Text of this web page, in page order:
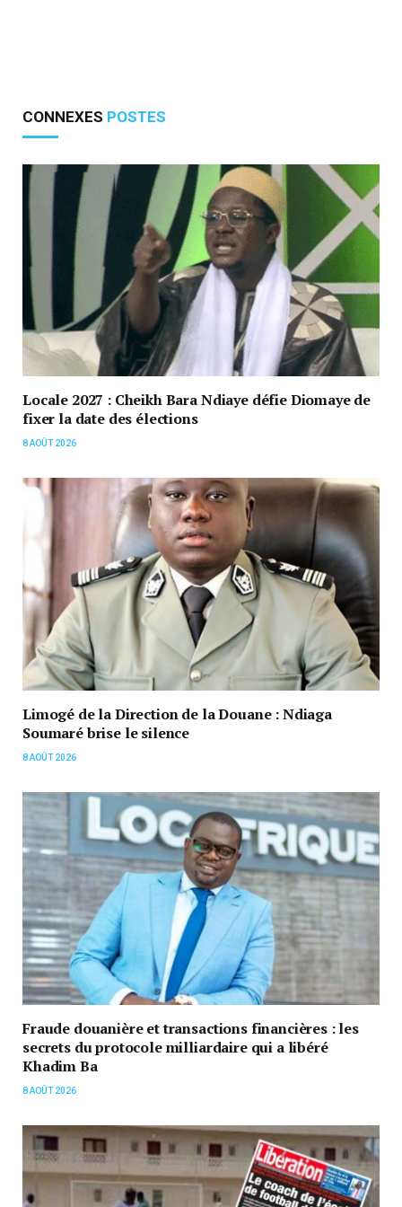
CONNEXES POSTES
Locale 2027 : Cheikh Bara Ndiaye défie Diomaye de
fixer la date des élections
8 AOÛT 2026
Limogé de la Direction de la Douane : Ndiaga
Soumaré brise le silence
8 AOÛT 2026
Fraude douanière et transactions financières : les
secrets du protocole milliardaire qui a libéré
Khadim Ba
8 AOÛT 2026